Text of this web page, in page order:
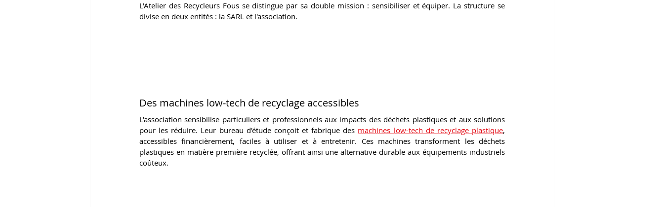
L'Atelier des Recycleurs Fous se distingue par sa double mission : sensibiliser et équiper. La structure se
divise en deux entités : la SARL et l'association.
Des machines low-tech de recyclage accessibles
L'association sensibilise particuliers et professionnels aux impacts des déchets plastiques et aux solutions
pour les réduire. Leur bureau d'étude conçoit et fabrique des machines low-tech de recyclage plastique,
accessibles financièrement, faciles à utiliser et à entretenir. Ces machines transforment les déchets
plastiques en matière première recyclée, offrant ainsi une alternative durable aux équipements industriels
coûteux.